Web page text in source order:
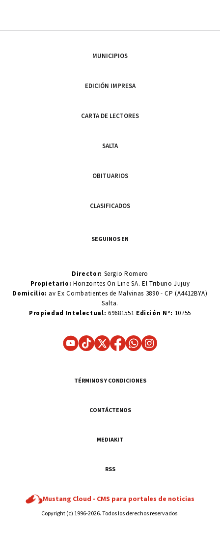
MUNICIPIOS
EDICIÓN IMPRESA
CARTA DE LECTORES
SALTA
OBITUARIOS
CLASIFICADOS
SEGUINOS EN
Director: Sergio Romero
Propietario:Horizontes On Line SA. El Tribuno Jujuy
Domicilio: av Ex Combatientes de Malvinas 3890 - CP (A4412BYA)
Salta.
Propiedad Intelectual: 69681551 Edición N°: 10755
TÉRMINOS Y CONDICIONES
CONTÁCTENOS
MEDIAKIT
RSS
Mustang Cloud - CMS para portales de noticias
Copyright (c) 1996-2026. Todos los derechos reservados.